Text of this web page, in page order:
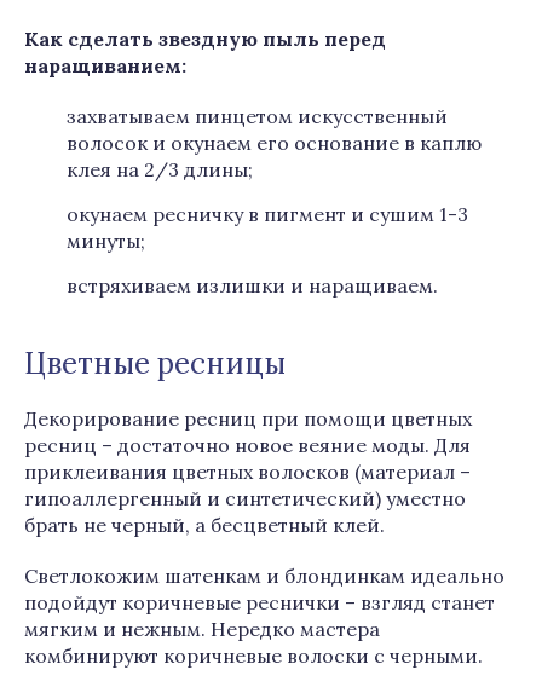
Как cделать звездную пыль перед
наращиванием:
захватываем пинцетом искусственный
волосок и окунаем его основание в каплю
клея на 2/3 длины;
окунаем ресничку в пигмент и сушим 1-3
минуты;
встряхиваем излишки и наращиваем.
Цветные ресницы
Декорирование ресниц при помощи цветных
ресниц – достаточно новое веяние моды. Для
приклеивания цветных волосков (материал –
гипоаллергенный и синтетический) уместно
брать не черный, а бесцветный клей.
Светлокожим шатенкам и блондинкам идеально
подойдут коричневые реснички – взгляд станет
мягким и нежным. Нередко мастера
комбинируют коричневые волоски с черными.